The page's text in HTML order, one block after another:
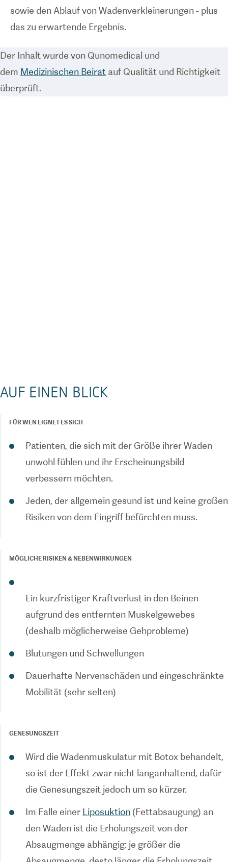
sowie den Ablauf von Wadenverkleinerungen - plus
das zu erwartende Ergebnis.
Der Inhalt wurde von Qunomedical und
dem Medizinischen Beirat auf Qualität und Richtigkeit
überprüft.
AUF EINEN BLICK
FÜR WEN EIGNET ES SICH
Patienten, die sich mit der Größe ihrer Waden
unwohl fühlen und ihr Erscheinungsbild
Jeden, der allgemein gesund ist und keine großen
Risiken von dem Eingriff befürchten muss.
MÖGLICHE RISIKEN & NEBENWIRKUNGEN
Ein kurzfristiger Kraftverlust in den Beinen
aufgrund des entfernten Muskelgewebes
(deshalb möglicherweise Gehprobleme)
Dauerhafte Nervenschäden und eingeschränkte
GENESUNGSZEIT
Wird die Wadenmuskulatur mit Botox behandelt,
so ist der Effekt zwar nicht langanhaltend, dafür
Im Falle einer Liposuktion (Fettabsaugung) an
den Waden ist die Erholungszeit von der
Absaugmenge abhängig: je größer die